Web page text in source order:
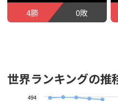
4勝
0敗
世界ランキングの推
494